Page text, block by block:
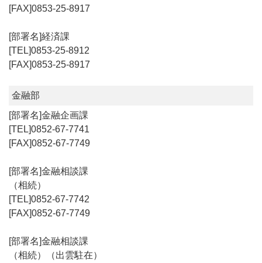
0853-25-8917
経済課
0853-25-8912
0853-25-8917
金融部
金融企画課
0852-67-7741
0852-67-7749
金融相談課
（相続）
0852-67-7742
0852-67-7749
金融相談課
（相続）（出雲駐在）